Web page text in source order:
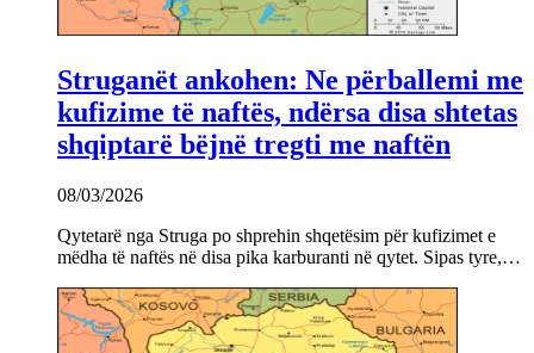
Struganët ankohen: Ne përballemi me
kufizime të naftës, ndërsa disa shtetas
shqiptarë bëjnë tregti me naftën
08/03/2026
Qytetarë nga Struga po shprehin shqetësim për kufizimet e
mëdha të naftës në disa pika karburanti në qytet. Sipas tyre,…